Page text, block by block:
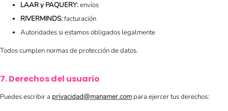
LAAR y PAQUERY:envíos
RIVERMINDS:facturación
Autoridades si estamos obligados legalmente
Todos cumplen normas de protección de datos.
7. Derechos del usuario
Puedes escribir a privacidad@manamer.com para ejercer tus derechos: